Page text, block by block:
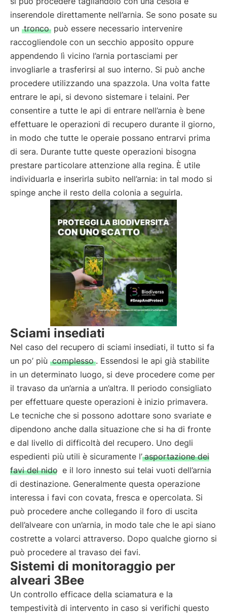
inserendole direttamente nell’arnia. Se sono posate su
un tronco può essere necessario intervenire
raccogliendole con un secchio apposito oppure
appendendo lì vicino l’arnia portasciami per
invogliarle a trasferirsi al suo interno. Si può anche
procedere utilizzando una spazzola. Una volta fatte
entrare le api, si devono sistemare i telaini. Per
consentire a tutte le api di entrare nell’arnia è bene
effettuare le operazioni di recupero durante il giorno,
in modo che tutte le operaie possano entrarvi prima
di sera. Durante tutte queste operazioni bisogna
prestare particolare attenzione alla regina. È utile
individuarla e inserirla subito nell’arnia: in tal modo si
spinge anche il resto della colonia a seguirla.
Sciami insediati
Nel caso del recupero di sciami insediati, il tutto si fa
un po’ più complesso . Essendosi le api già stabilite
in un determinato luogo, si deve procedere come per
il travaso da un’arnia a un’altra. Il periodo consigliato
per effettuare queste operazioni è inizio primavera.
Le tecniche che si possono adottare sono svariate e
dipendono anche dalla situazione che si ha di fronte
e dal livello di difficoltà del recupero. Uno degli
espedienti più utili è sicuramente l’ asportazione dei
favi del nido e il loro innesto sui telai vuoti dell’arnia
di destinazione. Generalmente questa operazione
interessa i favi con covata, fresca e opercolata. Si
può procedere anche collegando il foro di uscita
dell’alveare con un’arnia, in modo tale che le api siano
costrette a volarci attraverso. Dopo qualche giorno si
può procedere al travaso dei favi.
Sistemi di monitoraggio per
alveari 3Bee
Un controllo efficace della sciamatura e la
tempestività di intervento in caso si verifichi questo